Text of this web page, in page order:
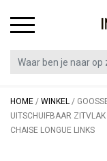
HOME / WINKEL /
UITSCHUIFBAAR
CHAISE LONGUE LINKS